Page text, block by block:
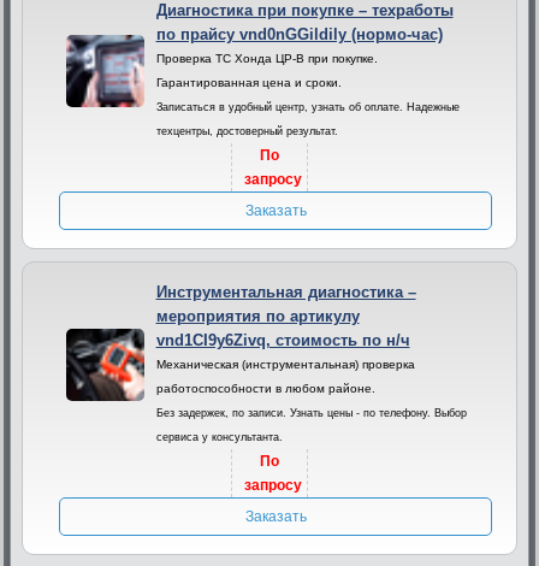
Диагностика при покупке – техработы
по прайсу vnd0nGGildily (нормо-час)
Проверка ТС Хонда ЦР-В при покупке.
Гарантированная цена и сроки.
Записаться в удобный центр, узнать об оплате. Надежные
техцентры, достоверный результат.
По
запросу
Заказать
Инструментальная диагностика –
мероприятия по артикулу
vnd1CI9y6Zivq, стоимость по н/ч
Механическая (инструментальная) проверка
работоспособности в любом районе.
Без задержек, по записи. Узнать цены - по телефону. Выбор
сервиса у консультанта.
По
запросу
Заказать